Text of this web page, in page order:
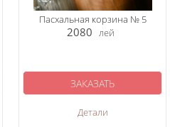
Пасхальная корзина № 5
2080 лей
Детали
ЗАКАЗАТЬ